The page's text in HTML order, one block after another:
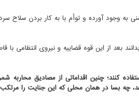
وجود آورده و توأم با به کار بردن سلاح سرد
بعد از این قوه قضاییه و نیروی انتظامی
کنند؛ چنین اقداماتی از مصادیق محاربه
چه بسا در همان محلی که این جنایت را مرتکب